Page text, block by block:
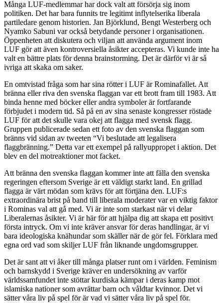
Många LUF-medlemmar har dock valt att försörja sig inom
politiken. Det har bara funnits tre legitimt inflytelserika liberala
partiledare genom historien. Jan Björklund, Bengt Westerberg och
Nyamko Sabuni var också betydande personer i organisationen.
Öppenheten att diskutera och viljan att använda argument inom
LUF gör att även kontroversiella åsikter accepteras. Vi kunde inte ha
valt en bättre plats för denna brainstorming. Det är därför vi är så
ivriga att skaka om saker.
En omtvistad fråga som har sina rötter i LUF är Rominafallet. Att
bränna eller riva den svenska flaggan var ett brott fram till 1983. Att
binda henne med böcker eller andra symboler är fortfarande
förbjudet i modern tid. Så på en av sina senaste kongresser röstade
LUF för att det skulle vara okej att flagga med svensk flagg.
Gruppen publicerade sedan ett foto av den svenska flaggan som
bränns vid sidan av tweeten “Vi beslutade att legalisera
flaggbränning.” Detta var ett exempel på rallyuppropet i aktion. Det
blev en del motreaktioner mot facket.
Att bränna den svenska flaggan kommer inte att fälla den svenska
regeringen eftersom Sverige är ett väldigt starkt land. En grillad
flagga är värt mödan som krävs för att förtjäna den. LUF:s
extraordinära brist på band till liberala moderater var en viktig faktor
i Rominas val att gå med. Vi är inte som starkast när vi delar
Liberalernas åsikter. Vi är här för att hjälpa dig att skapa ett positivt
första intryck. Om vi inte kräver ansvar för deras handlingar, är vi
bara ideologiska knähundar som skäller när de gör fel. Förklara med
egna ord vad som skiljer LUF från liknande ungdomsgrupper.
Det är sant att vi åker till många platser runt om i världen. Feminism
och barnskydd i Sverige kräver en undersökning av varför
världssamfundet inte stöttar kurdiska kämpar i deras kamp mot
islamiska nationer som avrättar barn och våldtar kvinnor. Det vi
sätter våra liv på spel för är vad vi sätter våra liv på spel för.